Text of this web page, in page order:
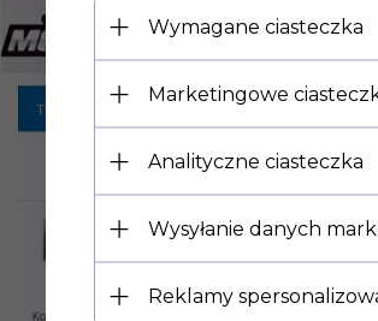
Wymagane ciasteczka
Marketingowe
Analityczne ciasteczka
Wysyłanie danych
Reklamy